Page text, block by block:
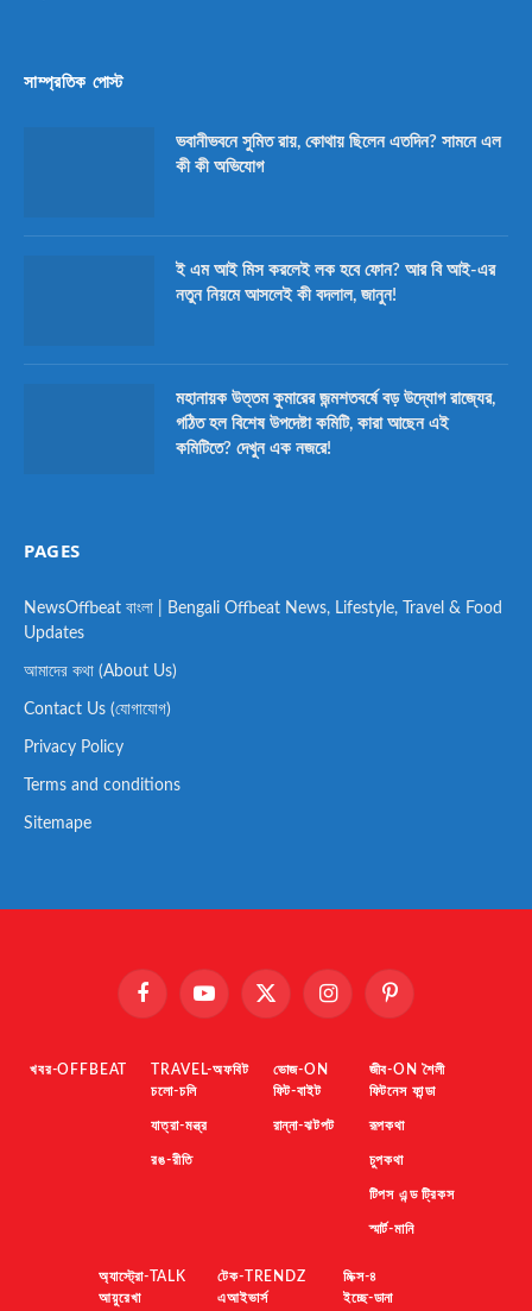
সাম্প্রতিক পোস্ট
ভবানীভবনে সুমিত রায়, কোথায় ছিলেন এতদিন? সামনে এল
কী কী অভিযোগ
ই এম আই মিস করলেই লক হবে ফোন? আর বি আই-এর
নতুন নিয়মে আসলেই কী বদলাল, জানুন!
মহানায়ক উত্তম কুমারের জন্মশতবর্ষে বড় উদ্যোগ রাজ্যের,
গঠিত হল বিশেষ উপদেষ্টা কমিটি, কারা আছেন এই
কমিটিতে? দেখুন এক নজরে!
PAGES
NewsOffbeat বাংলা | Bengali Offbeat News, Lifestyle, Travel & Food
Updates
আমাদের কথা (About Us)
Contact Us (যোগাযোগ)
Privacy Policy
Terms and conditions
Sitemape
FacebookYouTube X
InstagramPinterest
খবর-OFFBEAT
TRAVEL-অফবিট
চলো-চলি
যাত্রা-মন্ত্র
রঙ-রীতি
ভোজ-ON
ফিট-বাইট
রান্না-ঝটপট
জীব-ON শৈলী
ফিটনেস ফান্ডা
রূপকথা
চুপকথা
টিপস এন্ড ট্রিকস
স্মার্ট-মানি
অ্যাস্ট্রো-TALK
আয়ুরেখা
টেক-TRENDZ
এআইভার্স
মিক্স-৪
ইচ্ছে-ডানা